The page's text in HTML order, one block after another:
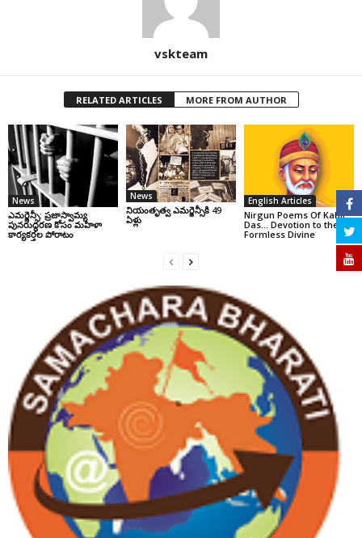
vskteam
RELATED ARTICLES MORE FROM AUTHOR
News
ఎమర్జెన్సీ: ప్రజాస్వామ్య
పునరుద్ధరణ కోసం మహిళా
కార్యకర్తల పోరాటం
News
నియంతృత్వ ఎమర్జెన్సీకి 49
ఏళ్లు
English Articles
Nirgun Poems Of Kabir
Das… Devotion to the
Formless Divine